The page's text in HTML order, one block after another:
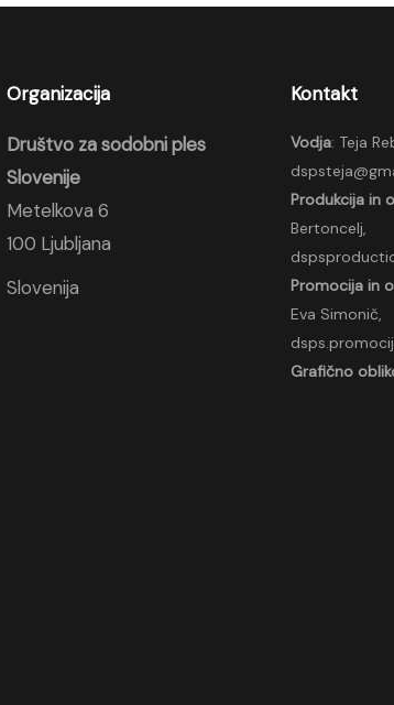
Organizacija
Društvo za sodobni ples
Slovenije
Metelkova 6
100 Ljubljana
Slovenija
Kontakt
Vodja: Teja
Produkcija in
Bertoncelj,
Promocija in
Eva Simonič,
Grafično